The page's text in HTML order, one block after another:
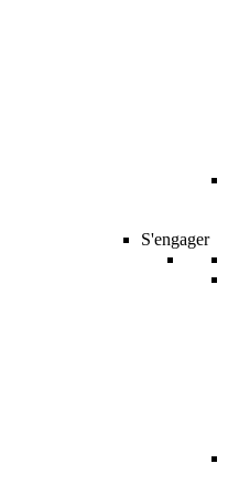
S'engager